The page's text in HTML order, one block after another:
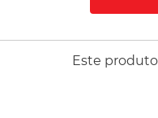
Este